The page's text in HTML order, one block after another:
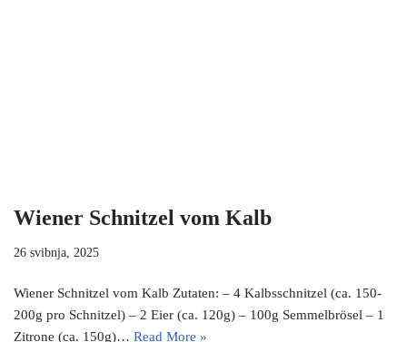
Wiener Schnitzel vom Kalb
26 svibnja, 2025
Wiener Schnitzel vom Kalb Zutaten: – 4 Kalbsschnitzel (ca. 150-
200g pro Schnitzel) – 2 Eier (ca. 120g) – 100g Semmelbrösel – 1
Zitrone (ca. 150g)… Read More »